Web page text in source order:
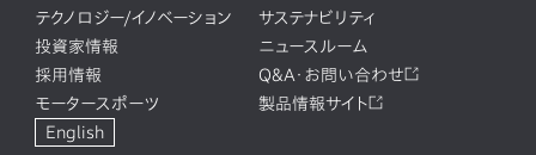
テクノロジー/イノベーション
サステナビリティ
投資家情報
ニュースルーム
採用情報
Q&A・お問い合わせ
モータースポーツ
製品情報サイト
English